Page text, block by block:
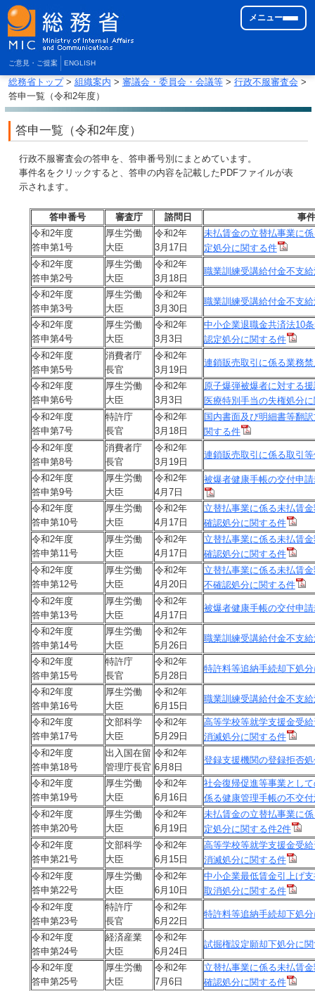
ご意見・ご提案 ENGLISH
メニュー
総務省トップ> 組織案内 > 審議会・委員会・会議等> 行政不服審査会 >
答申一覧（令和2年度）
答申一覧（令和2年度）
行政不服審査会の答申を、答申番号別にまとめています。
事件名をクリックすると、答申の内容を記載したPDFファイルが表
示されます。
答申番号 審査庁 諮問日
事
令和2年度
答申第1号
厚生労働
大臣
令和2年
3月17日
未払賃金の立替払事業に
定処分に関する件
令和2年度
答申第2号
厚生労働
大臣
令和2年
3月18日
職業訓練受講給付金不支
令和2年度
答申第3号
厚生労働
大臣
令和2年
3月30日
職業訓練受講給付金不支
令和2年度
答申第4号
厚生労働
大臣
令和2年
3月3日
中小企業退職金共済法10
認定処分に関する件
令和2年度
答申第5号
消費者庁
長官
令和2年
3月19日
連鎖販売取引に係る業務
令和2年度
答申第6号
厚生労働
大臣
令和2年
3月3日
原子爆弾被爆者に対する
医療特別手当の失権処分
令和2年度
答申第7号
特許庁
長官
令和2年
3月18日
国内書面及び明細書等翻
関する件
令和2年度
答申第8号
消費者庁
長官
令和2年
3月19日
連鎖販売取引に係る取引
令和2年度
答申第9号
厚生労働
大臣
令和2年
4月7日
被爆者健康手帳の交付申
令和2年度
答申第10号
厚生労働
大臣
令和2年
4月17日
立替払事業に係る未払賃
確認処分に関する件
令和2年度
答申第11号
厚生労働
大臣
令和2年
4月17日
立替払事業に係る未払賃
確認処分に関する件
令和2年度
答申第12号
厚生労働
大臣
令和2年
4月20日
立替払事業に係る未払賃
不確認処分に関する件
令和2年度
答申第13号
厚生労働
大臣
令和2年
4月17日
被爆者健康手帳の交付申
令和2年度
答申第14号
厚生労働
大臣
令和2年
5月26日
職業訓練受講給付金不支
令和2年度
答申第15号
特許庁
長官
令和2年
5月28日
特許料等追納手続却下処
令和2年度
答申第16号
厚生労働
大臣
令和2年
6月15日
職業訓練受講給付金不支
令和2年度
答申第17号
文部科学
大臣
令和2年
5月29日
高等学校等就学支援金受
消滅処分に関する件
令和2年度
答申第18号
出入国在留
管理庁長官
令和2年
6月8日
登録支援機関の登録拒否
令和2年度
答申第19号
厚生労働
大臣
令和2年
6月16日
社会復帰促進等事業とし
係る健康管理手帳の不交
令和2年度
答申第20号
厚生労働
大臣
令和2年
6月19日
未払賃金の立替払事業に
定処分に関する件2件
令和2年度
答申第21号
文部科学
大臣
令和2年
6月15日
高等学校等就学支援金受
消滅処分に関する件
令和2年度
答申第22号
厚生労働
大臣
令和2年
6月10日
中小企業最低賃金引上げ
取消処分に関する件
令和2年度
答申第23号
特許庁
長官
令和2年
6月22日
特許料等追納手続却下処
令和2年度
答申第24号
経済産業
大臣
令和2年
6月24日
試掘権設定願却下処分に
令和2年度
答申第25号
厚生労働
大臣
令和2年
7月6日
立替払事業に係る未払賃
確認処分に関する件